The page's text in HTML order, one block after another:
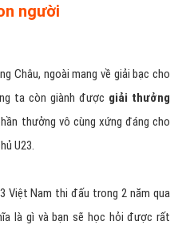
người
Châu, ngoài mang về giải bạc cho
ta còn giành được giải thưởng
thưởng vô cùng xứng đáng cho
U23.
Việt Nam thi đấu trong 2 năm qua
là gì và bạn sẽ học hỏi được rất